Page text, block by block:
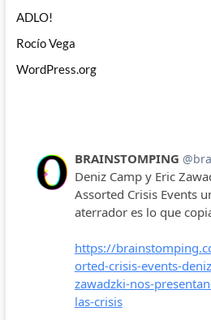
ADLO!
Rocío Vega
WordPress.org